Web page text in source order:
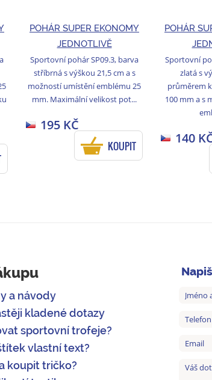
POHÁR SUPER EKONOMY
JEDNOTLIVĚ
Sportovní pohár SP09.3, barva
stříbrná s výškou 21,5 cm a s
možností umístění emblému 25
mm. Maximální velikost pot...
195 KČ
KOUPIT
POHÁR
Sportovní
zlatá s
průměrem
100 mm a s
140
a návody
kladené dotazy
sportovní trofeje?
vlastní text?
koupit tričko?